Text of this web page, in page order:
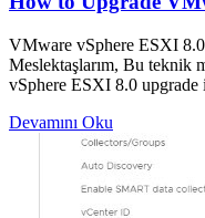
VMware vSphere ESXI
Meslektaşlarım, Bu teknik
vSphere ESXI 8.0 upgrade
Devamını Oku